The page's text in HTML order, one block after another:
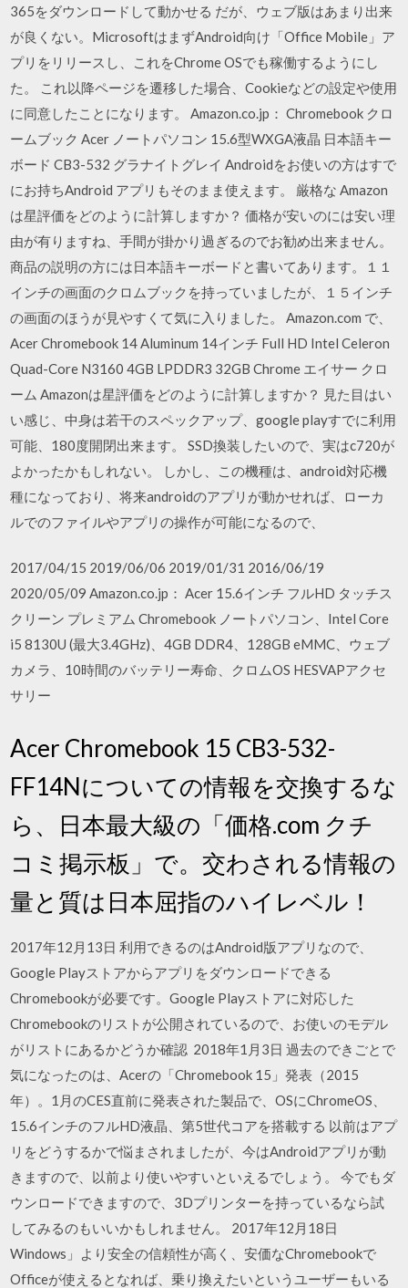
365をダウンロードして動かせる だが、ウェブ版はあまり出来
が良くない。MicrosoftはまずAndroid向け「Office Mobile」ア
プリをリリースし、これをChrome OSでも稼働するようにし
た。 これ以降ページを遷移した場合、Cookieなどの設定や使用
に同意したことになります。 Amazon.co.jp： Chromebook クロ
ームブック Acer ノートパソコン 15.6型WXGA液晶 日本語キー
ボード CB3-532 グラナイトグレイ Androidをお使いの方はすで
にお持ちAndroid アプリもそのまま使えます。 厳格な Amazon
は星評価をどのように計算しますか？ 価格が安いのには安い理
由が有りますね、手間が掛かり過ぎるのでお勧め出来ません。
商品の説明の方には日本語キーボードと書いてあります。１１
インチの画面のクロムブックを持っていましたが、１５インチ
の画面のほうが見やすくて気に入りました。 Amazon.com で、
Acer Chromebook 14 Aluminum 14インチ Full HD Intel Celeron
Quad-Core N3160 4GB LPDDR3 32GB Chrome エイサー クロ
ーム Amazonは星評価をどのように計算しますか？ 見た目はい
い感じ、中身は若干のスペックアップ、google playすでに利用
可能、180度開閉出来ます。 SSD換装したいので、実はc720が
よかったかもしれない。 しかし、この機種は、android対応機
種になっており、将来androidのアプリが動かせれば、ローカ
ルでのファイルやアプリの操作が可能になるので、
2017/04/15 2019/06/06 2019/01/31 2016/06/19
2020/05/09 Amazon.co.jp： Acer 15.6インチ フルHD タッチス
クリーン プレミアム Chromebook ノートパソコン、Intel Core
i5 8130U (最大3.4GHz)、4GB DDR4、128GB eMMC、ウェブ
カメラ、10時間のバッテリー寿命、クロムOS HESVAPアクセ
サリー
Acer Chromebook 15 CB3-532-
FF14Nについての情報を交換するな
ら、日本最大級の「価格.com クチ
コミ掲示板」で。交わされる情報の
量と質は日本屈指のハイレベル！
2017年12月13日 利用できるのはAndroid版アプリなので、
Google Playストアからアプリをダウンロードできる
Chromebookが必要です。Google Playストアに対応した
Chromebookのリストが公開されているので、お使いのモデル
がリストにあるかどうか確認 2018年1月3日 過去のできごとで
気になったのは、Acerの「Chromebook 15」発表（2015
年）。1月のCES直前に発表された製品で、OSにChromeOS、
15.6インチのフルHD液晶、第5世代コアを搭載する 以前はアプ
リをどうするかで悩まされましたが、今はAndroidアプリが動
きますので、以前より使いやすいといえるでしょう。 今でもダ
ウンロードできますので、3Dプリンターを持っているなら試
してみるのもいいかもしれません。 2017年12月18日
Windows」より安全の信頼性が高く、安価なChromebookで
Officeが使えるとなれば、乗り換えたいというユーザーもいる